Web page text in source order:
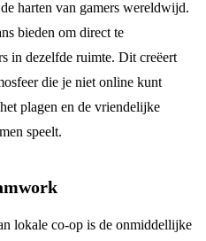
harten van gamers wereldwijd.
bieden om direct te
in dezelfde ruimte. Dit creëert
die je niet online kunt
plagen en de vriendelijke
speelt.
lokale co-op is de onmiddellijke